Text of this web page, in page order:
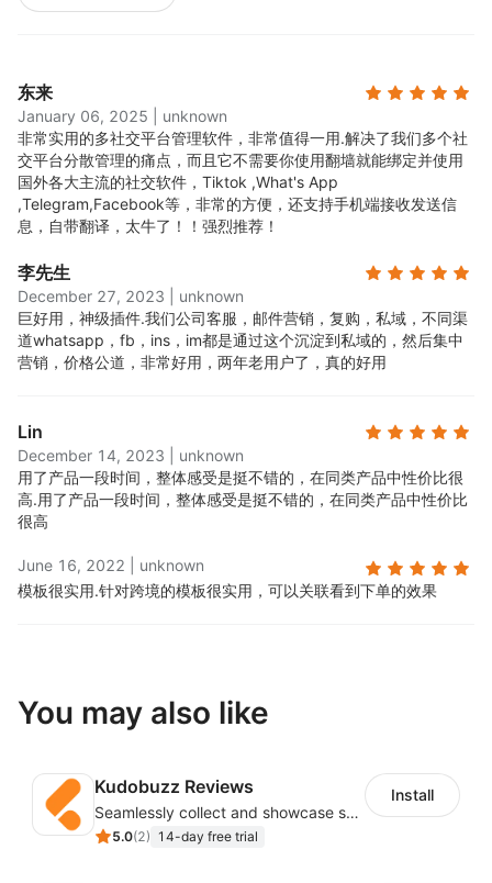
东来
January 06, 2025
unknown
非常实用的多社交平台管理软件，非常值得一用.解决了我们多个社
交平台分散管理的痛点，而且它不需要你使用翻墙就能绑定并使用
国外各大主流的社交软件，Tiktok ,What's App
,Telegram,Facebook等，非常的方便，还支持手机端接收发送信
息，自带翻译，太牛了！！强烈推荐！
李先生
December 27, 2023
unknown
巨好用，神级插件.我们公司客服，邮件营销，复购，私域，不同渠
道whatsapp，fb，ins，im都是通过这个沉淀到私域的，然后集中
营销，价格公道，非常好用，两年老用户了，真的好用
Lin
December 14, 2023
unknown
用了产品一段时间，整体感受是挺不错的，在同类产品中性价比很
高.用了产品一段时间，整体感受是挺不错的，在同类产品中性价比
很高
June 16, 2022
unknown
模板很实用.针对跨境的模板很实用，可以关联看到下单的效果
You may also like
Kudobuzz Reviews
Seamlessly collect and showcase social & photo reviews to boost organic traffic
5.0(2) 14-day free trial
Install